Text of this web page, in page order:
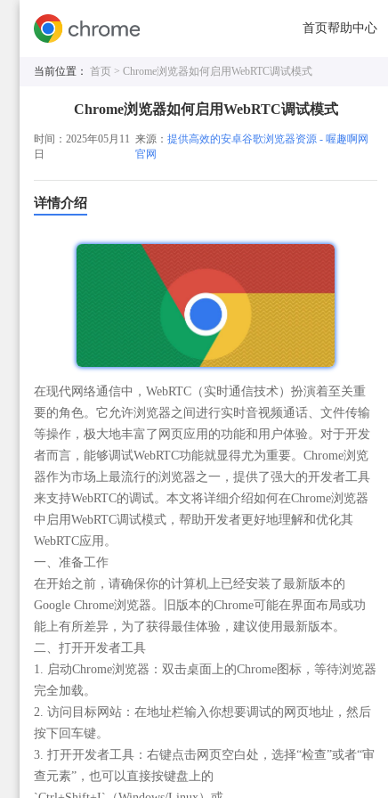
首页帮助中心
当前位置： 首页 > Chrome浏览器如何启用WebRTC调试模式
Chrome浏览器如何启用WebRTC调试模式
时间：2025年05月11
日
来源：提供高效的安卓谷歌浏览器资源 - 喔趣啊网
官网
详情介绍
在现代网络通信中，WebRTC（实时通信技术）扮演着至关重
要的角色。它允许浏览器之间进行实时音视频通话、文件传输
等操作，极大地丰富了网页应用的功能和用户体验。对于开发
者而言，能够调试WebRTC功能就显得尤为重要。Chrome浏览
器作为市场上最流行的浏览器之一，提供了强大的开发者工具
来支持WebRTC的调试。本文将详细介绍如何在Chrome浏览器
中启用WebRTC调试模式，帮助开发者更好地理解和优化其
WebRTC应用。
一、准备工作
在开始之前，请确保你的计算机上已经安装了最新版本的
Google Chrome浏览器。旧版本的Chrome可能在界面布局或功
能上有所差异，为了获得最佳体验，建议使用最新版本。
二、打开开发者工具
1. 启动Chrome浏览器：双击桌面上的Chrome图标，等待浏览器
完全加载。
2. 访问目标网站：在地址栏输入你想要调试的网页地址，然后
按下回车键。
3. 打开开发者工具：右键点击网页空白处，选择“检查”或者“审
查元素”，也可以直接按键盘上的